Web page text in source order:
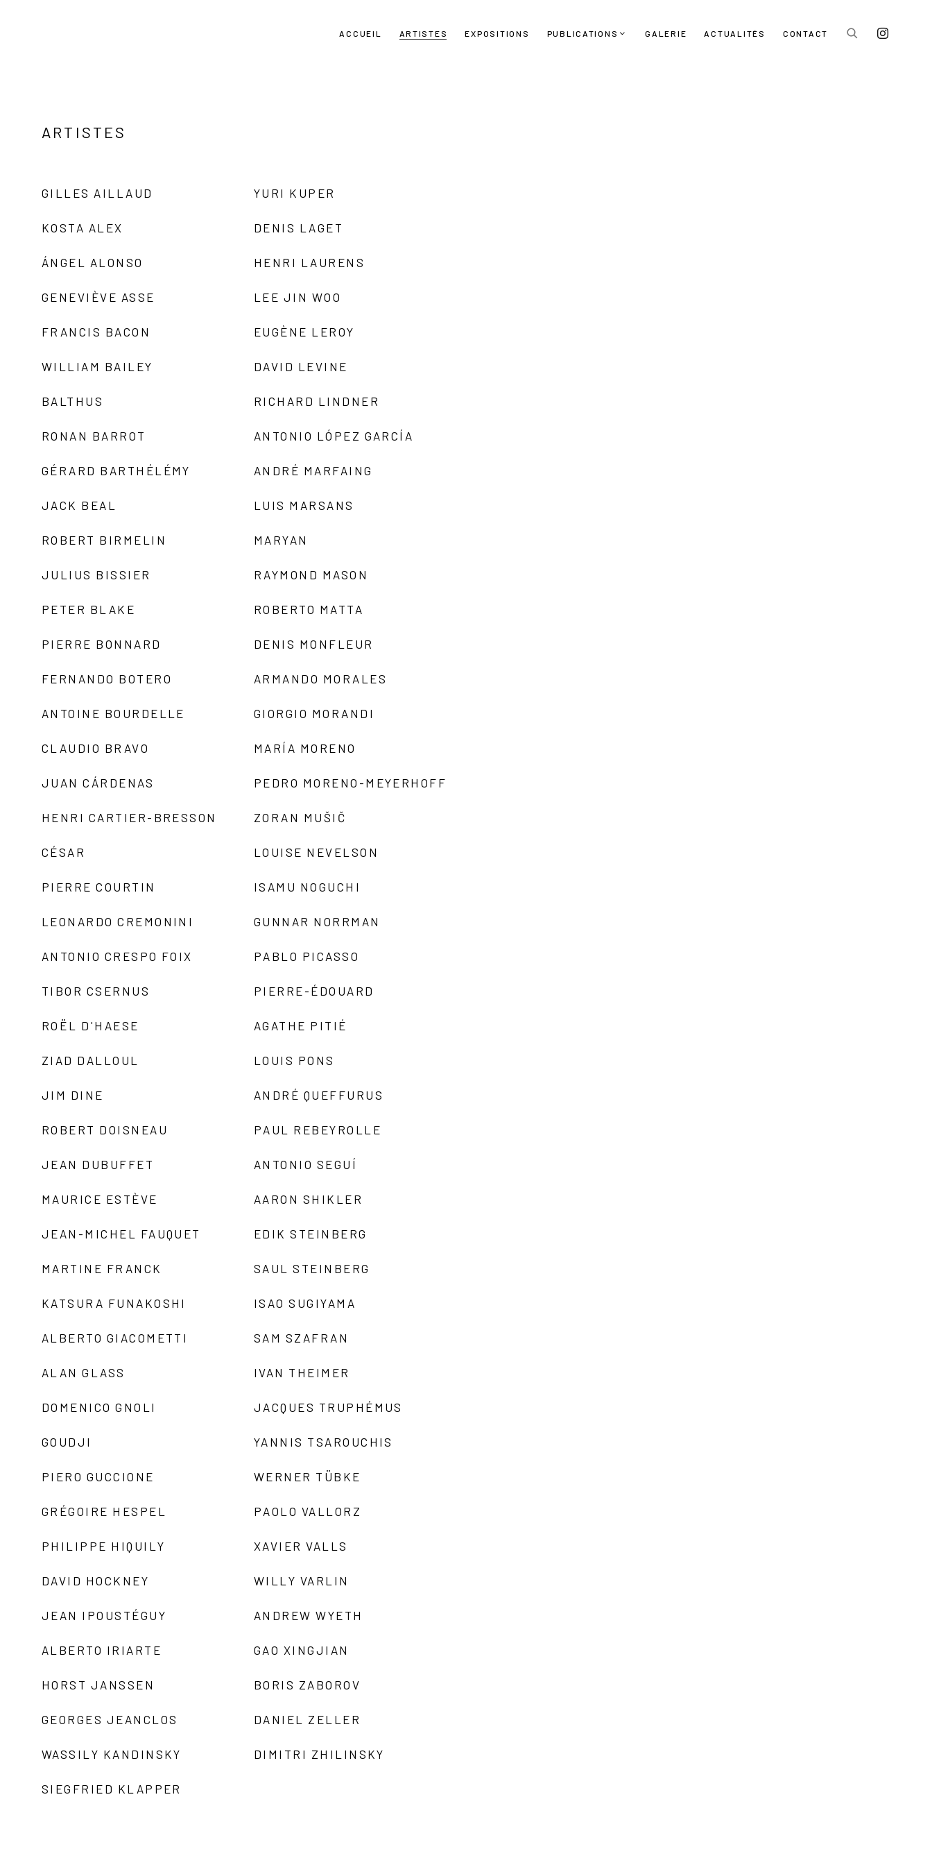
ACCUEIL ARTISTES EXPOSITIONS PUBLICATIONS GALERIE ACTUALITÉS CONTACT
ARTISTES
GILLES AILLAUD
KOSTA ALEX
ÁNGEL ALONSO
GENEVIÈVE ASSE
FRANCIS BACON
WILLIAM BAILEY
BALTHUS
RONAN BARROT
GÉRARD BARTHÉLÉMY
JACK BEAL
ROBERT BIRMELIN
JULIUS BISSIER
PETER BLAKE
PIERRE BONNARD
FERNANDO BOTERO
ANTOINE BOURDELLE
CLAUDIO BRAVO
JUAN CÁRDENAS
HENRI CARTIER-BRESSON
CÉSAR
PIERRE COURTIN
LEONARDO CREMONINI
ANTONIO CRESPO FOIX
TIBOR CSERNUS
ROËL D'HAESE
ZIAD DALLOUL
JIM DINE
ROBERT DOISNEAU
JEAN DUBUFFET
MAURICE ESTÈVE
JEAN-MICHEL FAUQUET
MARTINE FRANCK
KATSURA FUNAKOSHI
ALBERTO GIACOMETTI
ALAN GLASS
DOMENICO GNOLI
GOUDJI
PIERO GUCCIONE
GRÉGOIRE HESPEL
PHILIPPE HIQUILY
DAVID HOCKNEY
JEAN IPOUSTÉGUY
ALBERTO IRIARTE
HORST JANSSEN
GEORGES JEANCLOS
WASSILY KANDINSKY
SIEGFRIED KLAPPER
YURI KUPER
DENIS LAGET
HENRI LAURENS
LEE JIN WOO
EUGÈNE LEROY
DAVID LEVINE
RICHARD LINDNER
ANTONIO LÓPEZ GARCÍA
ANDRÉ MARFAING
LUIS MARSANS
MARYAN
RAYMOND MASON
ROBERTO MATTA
DENIS MONFLEUR
ARMANDO MORALES
GIORGIO MORANDI
MARÍA MORENO
PEDRO MORENO-MEYERHOFF
ZORAN MUŠIČ
LOUISE NEVELSON
ISAMU NOGUCHI
GUNNAR NORRMAN
PABLO PICASSO
PIERRE-ÉDOUARD
AGATHE PITIÉ
LOUIS PONS
ANDRÉ QUEFFURUS
PAUL REBEYROLLE
ANTONIO SEGUÍ
AARON SHIKLER
EDIK STEINBERG
SAUL STEINBERG
ISAO SUGIYAMA
SAM SZAFRAN
IVAN THEIMER
JACQUES TRUPHÉMUS
YANNIS TSAROUCHIS
WERNER TÜBKE
PAOLO VALLORZ
XAVIER VALLS
WILLY VARLIN
ANDREW WYETH
GAO XINGJIAN
BORIS ZABOROV
DANIEL ZELLER
DIMITRI ZHILINSKY